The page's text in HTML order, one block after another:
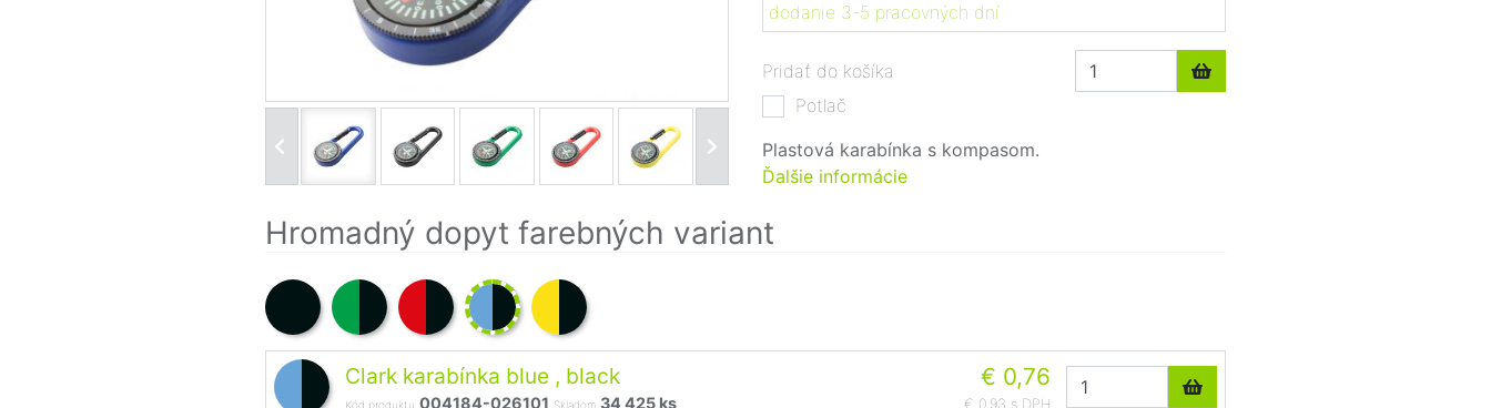
dodanie 3-5 pracovných dní
Pridať do košíka
Potlač
Plastová karabínka s kompasom.
Ďalšie informácie
Hromadný dopyt farebných variant
Clark karabínka blue , black
Kód produktu 004184-026101 Skladom 34 425 ks
€ 0,76
€ 0,93 s DPH